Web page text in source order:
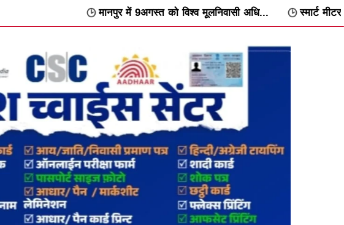
मानपुर में 9अगस्त को विश्व मूलनिवासी अधि... स्मार्ट मीटर के विरोध में वार्डवार